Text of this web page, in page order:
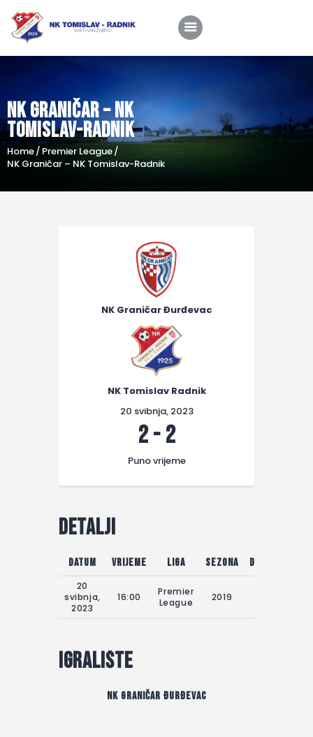
NK Graničar – NK
Tomislav-Radnik
Home
Premier League
NK Graničar – NK Tomislav-Radnik
Home
O nama
Utakmice
Škola nogometa
NK Graničar Đurđevac
NK Tomislav Radnik
20 svibnja, 2023
2-2
Puno vrijeme
Detalji
Datum Vrijeme Liga Sezona Dan utakmice
20
svibnja,
2023
16:00
Premier
League
2019
Igralište
NK Graničar Đurđevac